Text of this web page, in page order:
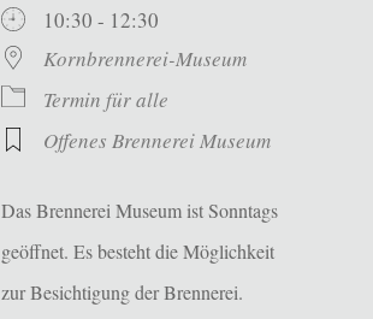
10:30 - 12:30
Kornbrennerei-Museum
Termin für alle
Offenes Brennerei Museum
Das Brennerei Museum ist Sonntags
geöffnet. Es besteht die Möglichkeit
zur Besichtigung der Brennerei.